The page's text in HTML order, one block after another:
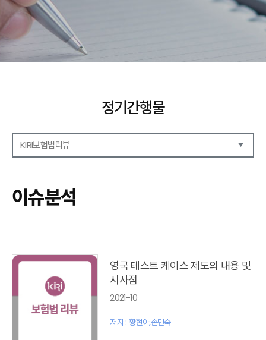
정기간행물
KIRI보험법리뷰
보험금융연구
KIRI 리포트
포커스
특별기고
보험법 동향
이슈분석
영국 테스트 케이스 제도의 내용 및
시사점
2021-10
저자 : 황현아,손민숙